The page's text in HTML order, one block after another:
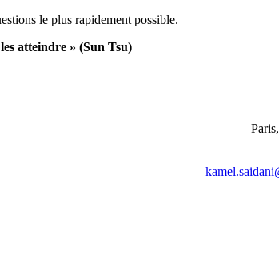
le plus rapidement possible.
atteindre » (Sun Tsu)